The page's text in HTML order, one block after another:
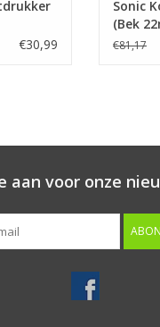
€30,99
Sonic
(Bek
€81,17
aan voor onze